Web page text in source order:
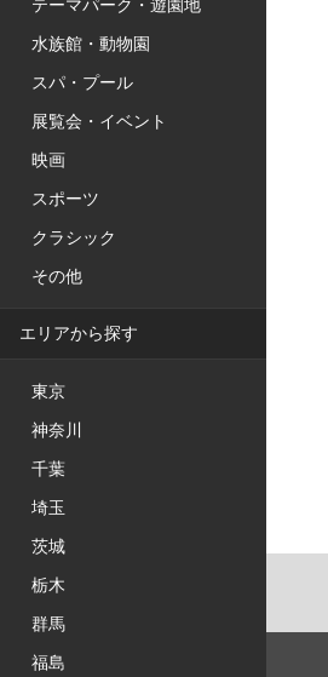
テーマパーク・遊園地
水族館・動物園
スパ・プール
展覧会・イベント
映画
スポーツ
クラシック
その他
エリアから探す
東京
神奈川
千葉
埼玉
茨城
栃木
群馬
福島